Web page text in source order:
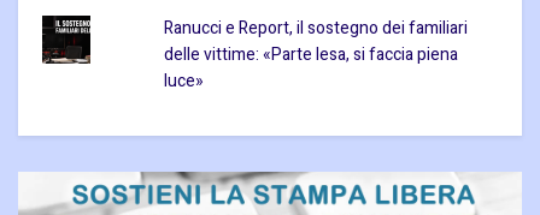
Ranucci e Report, il sostegno dei familiari
delle vittime: «Parte lesa, si faccia piena
luce»